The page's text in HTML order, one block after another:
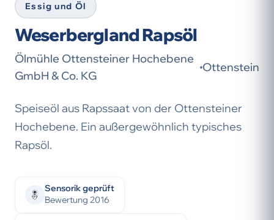
Essig und Öl
Weserbergland Rapsöl
Ölmühle Ottensteiner Hochebene
GmbH & Co. KG
Ottenstein
Speiseöl aus Rapssaat von der Ottensteiner
Hochebene. Ein außergewöhnlich typisches
Rapsöl.
Sensorik geprüft
Bewertung 2016